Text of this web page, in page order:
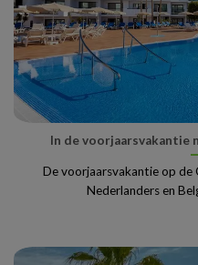
In de voorjaarsvakantie
De voorjaarsvakantie op de
Nederlanders en